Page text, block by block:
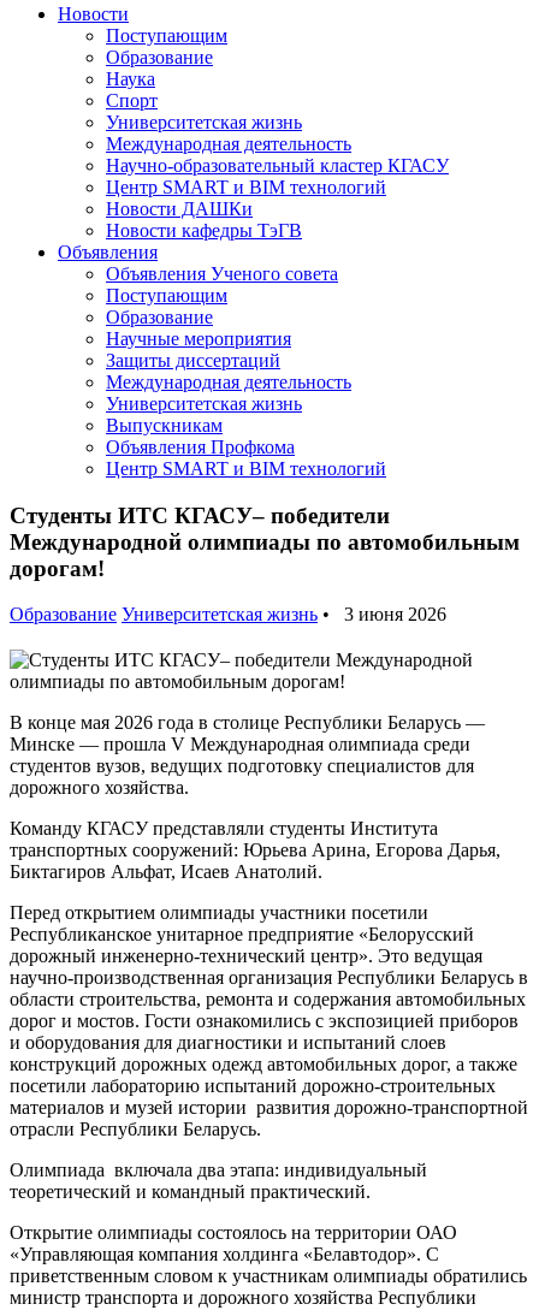
Новости
Поступающим
Образование
Наука
Спорт
Университетская жизнь
Международная деятельность
Научно-образовательный кластер КГАСУ
Центр SMART и BIM технологий
Новости ДАШКи
Новости кафедры ТэГВ
Объявления
Объявления Ученого совета
Поступающим
Образование
Научные мероприятия
Защиты диссертаций
Международная деятельность
Университетская жизнь
Выпускникам
Объявления Профкома
Центр SMART и BIM технологий
Студенты ИТС КГАСУ– победители
Международной олимпиады по автомобильным
дорогам!
Образование Университетская жизнь • 3 июня 2026
В конце мая 2026 года в столице Республики Беларусь —
Минске — прошла V Международная олимпиада среди
студентов вузов, ведущих подготовку специалистов для
дорожного хозяйства.
Команду КГАСУ представляли студенты Института
транспортных сооружений: Юрьева Арина, Егорова Дарья,
Биктагиров Альфат, Исаев Анатолий.
Перед открытием олимпиады участники посетили
Республиканское унитарное предприятие «Белорусский
дорожный инженерно-технический центр». Это ведущая
научно-производственная организация Республики Беларусь в
области строительства, ремонта и содержания автомобильных
дорог и мостов. Гости ознакомились с экспозицией приборов
и оборудования для диагностики и испытаний слоев
конструкций дорожных одежд автомобильных дорог, а также
посетили лабораторию испытаний дорожно-строительных
материалов и музей истории развития дорожно-транспортной
отрасли Республики Беларусь.
Олимпиада включала два этапа: индивидуальный
теоретический и командный практический.
Открытие олимпиады состоялось на территории ОАО
«Управляющая компания холдинга «Белавтодор». С
приветственным словом к участникам олимпиады обратились
министр транспорта и дорожного хозяйства Республики